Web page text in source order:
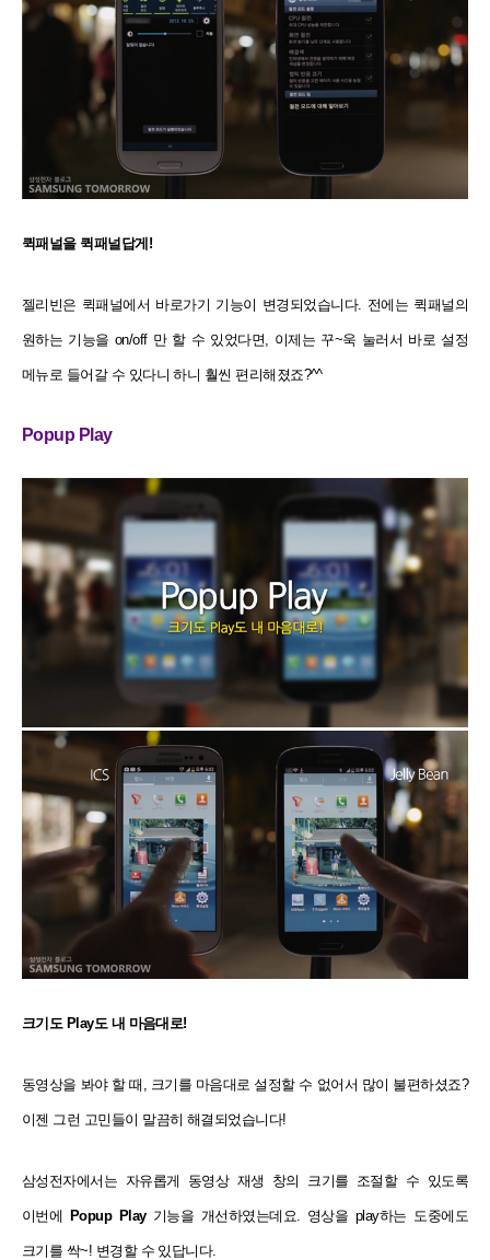
퀵패널을 퀵패널답게!
젤리빈은 퀵패널에서 바로가기 기능이 변경되었습니다. 전에는 퀵패널의
원하는 기능을 on/off 만 할 수 있었다면, 이제는 꾸~욱 눌러서 바로 설정
메뉴로 들어갈 수 있다니 하니 훨씬 편리해졌죠?^^
Popup Play
크기도 Play도 내 마음대로!
동영상을 봐야 할 때, 크기를 마음대로 설정할 수 없어서 많이 불편하셨죠?
이젠 그런 고민들이 말끔히 해결되었습니다!
삼성전자에서는 자유롭게 동영상 재생 창의 크기를 조절할 수 있도록
이번에 Popup Play 기능을 개선하였는데요. 영상을 play하는 도중에도
크기를 싹~! 변경할 수 있답니다.